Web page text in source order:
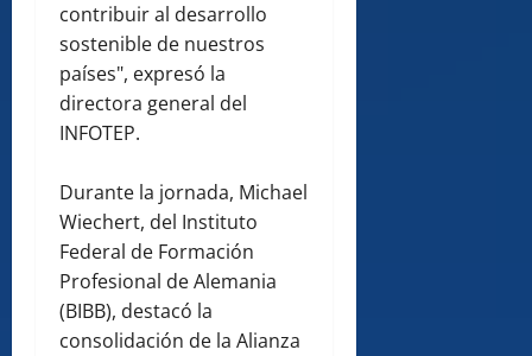
contribuir al desarrollo
sostenible de nuestros
países", expresó la
directora general del
INFOTEP.
Durante la jornada, Michael
Wiechert, del Instituto
Federal de Formación
Profesional de Alemania
(BIBB), destacó la
consolidación de la Alianza